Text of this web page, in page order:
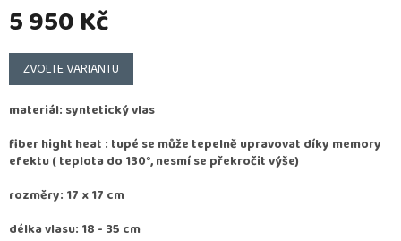
5 950 Kč
Měrná
cena:
ZVOLTE VARIANTU
materiál: syntetický vlas
fiber hight heat : tupé se může tepelně upravovat díky memory
efektu ( teplota do 130°, nesmí se překročit výše)
rozměry: 17 x 17 cm
délka vlasu: 18 - 35 cm